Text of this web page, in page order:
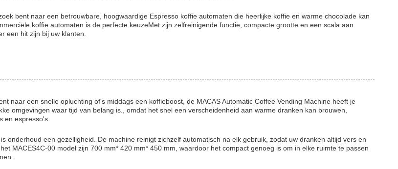
bent naar een betrouwbare, hoogwaardige Espresso koffie automaten die heerlijke koffie en warme chocolade kan
koffie automaten is de perfecte keuzeMet zijn zelfreinigende functie, compacte grootte en een scala aan
een hit zijn bij uw klanten.
naar een snelle opluchting of's middags een koffieboost, de MACAS Automatic Coffee Vending Machine heeft je
omgevingen waar tijd van belang is., omdat het snel een verscheidenheid aan warme dranken kan brouwen,
en espresso's.
onderhoud een gezelligheid. De machine reinigt zichzelf automatisch na elk gebruik, zodat uw dranken altijd vers en
MACES4C-00 model zijn 700 mm* 420 mm* 450 mm, waardoor het compact genoeg is om in elke ruimte te passen